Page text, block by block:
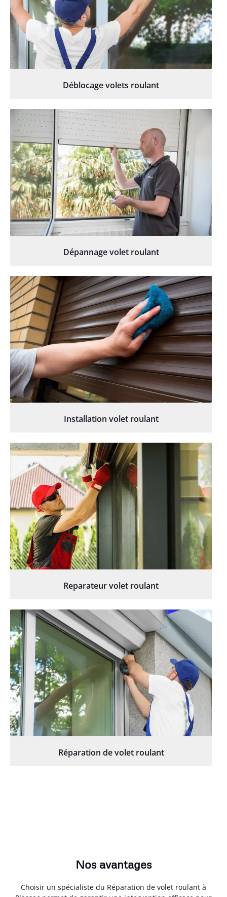
Déblocage volets roulant
Dépannage volet roulant
Installation volet roulant
Reparateur volet roulant
Réparation de volet roulant
Nos avantages
Choisir un spécialiste du Réparation de volet roulant à